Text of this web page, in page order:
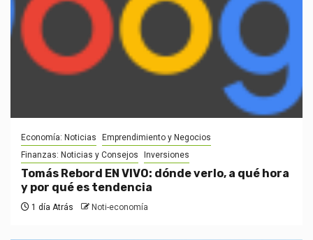
Economía: Noticias
Emprendimiento y Negocios
Finanzas: Noticias y Consejos
Inversiones
Tomás Rebord EN VIVO: dónde verlo, a qué hora
y por qué es tendencia
1 día Atrás Noti-economía